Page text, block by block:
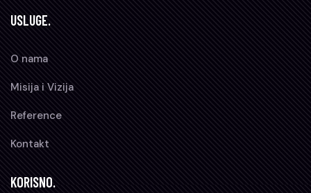
USLUGE.
O nama
Misija i Vizija
Reference
Kontakt
KORISNO.